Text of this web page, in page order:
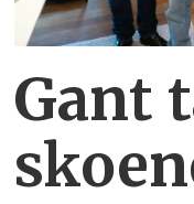
Gant